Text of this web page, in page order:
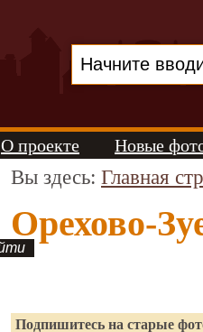
О проекте Новые
Вы здесь: Главная
Орехово-
Подпишитесь на старые